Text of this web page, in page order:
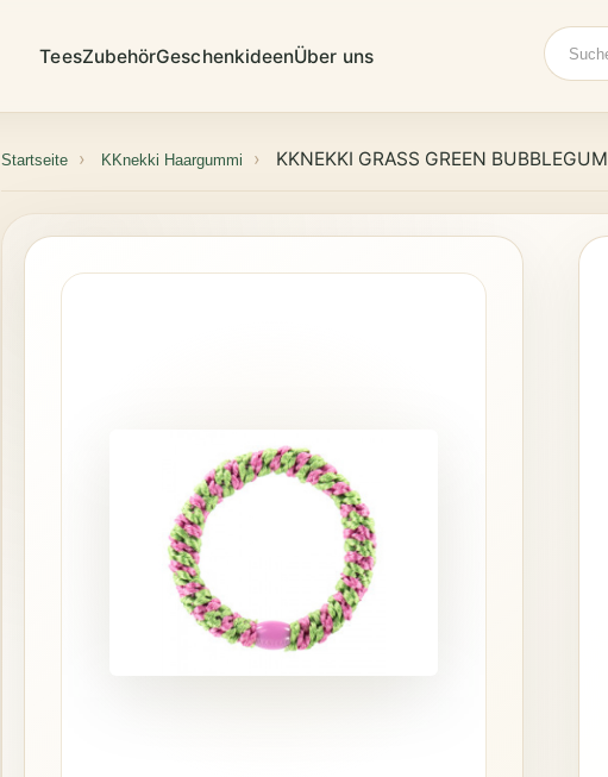
TeesZubehörGeschenkideenÜber uns
Suche
Startseite KKnekki Haargummi KKNEKKI GRASS GREEN BUBBLEGUM